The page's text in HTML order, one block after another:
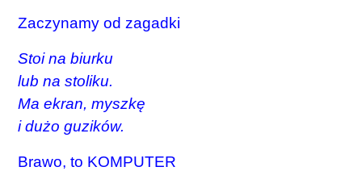
Zaczynamy od zagadki
Stoi na biurku
lub na stoliku.
Ma ekran, myszkę
i dużo guzików.
Brawo, to KOMPUTER